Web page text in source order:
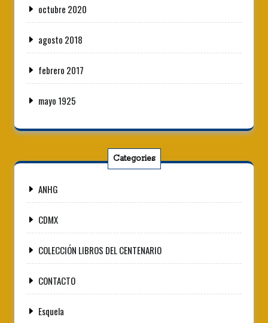
octubre 2020
agosto 2018
febrero 2017
mayo 1925
Categories
ANHG
CDMX
COLECCIÓN LIBROS DEL CENTENARIO
CONTACTO
Esquela